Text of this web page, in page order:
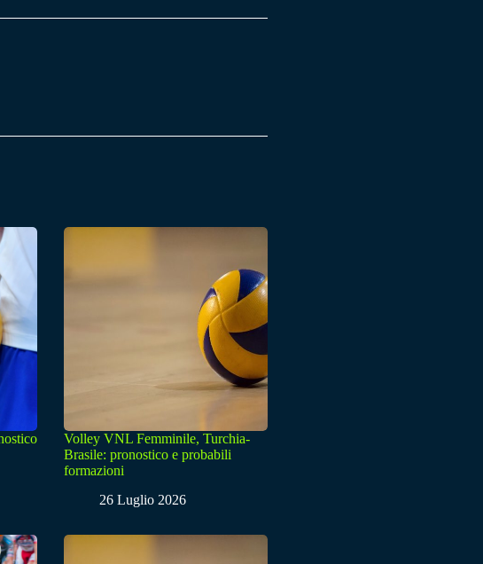
Volley VNL Femminile, Turchia-
Brasile: pronostico e probabili
formazioni
26 Luglio 2026